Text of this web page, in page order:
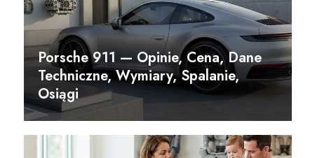
Porsche 911 — Opinie, Cena, Dane
Techniczne, Wymiary, Spalanie,
Osiągi